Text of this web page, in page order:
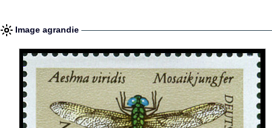
Image agrandie